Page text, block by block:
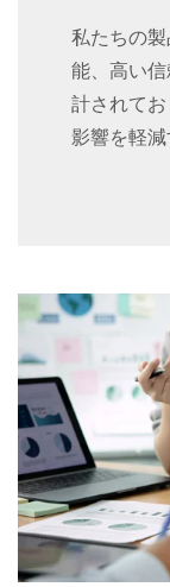
私たちの
能、高い
計されて
影響を軽減